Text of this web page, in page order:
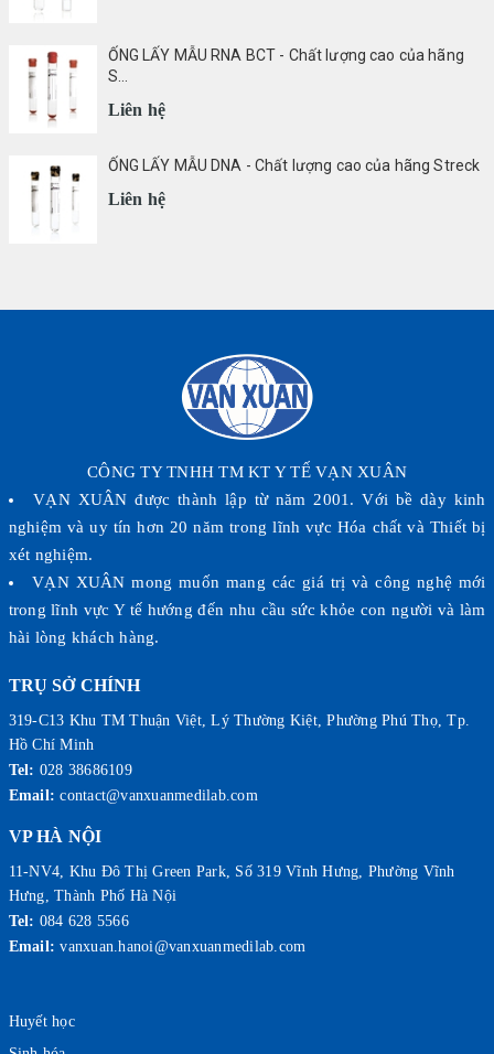
ỐNG LẤY MẪU RNA BCT - Chất lượng cao của hãng
S...
Liên hệ
ỐNG LẤY MẪU DNA - Chất lượng cao của hãng Streck
Liên hệ
CÔNG TY TNHH TM KT Y TẾ VẠN XUÂN
VẠN XUÂN được thành lập từ năm 2001. Với bề dày kinh
nghiệm và uy tín hơn 20 năm trong lĩnh vực Hóa chất và Thiết bị
xét nghiệm.
VẠN XUÂN mong muốn mang các giá trị và công nghệ mới
trong lĩnh vực Y tế hướng đến nhu cầu sức khỏe con người và làm
hài lòng khách hàng.
TRỤ SỞ CHÍNH
319-C13 Khu TM Thuận Việt, Lý Thường Kiệt, Phường Phú Thọ, Tp.
Hồ Chí Minh
Tel: 028 38686109
Email: contact@vanxuanmedilab.com
VP HÀ NỘI
11-NV4, Khu Đô Thị Green Park, Số 319 Vĩnh Hưng, Phường Vĩnh
Hưng, Thành Phố Hà Nội
Tel: 084 628 5566
Email: vanxuan.hanoi@vanxuanmedilab.com
Huyết học